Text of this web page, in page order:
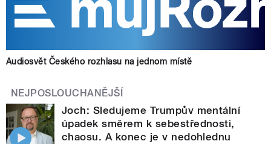
Audiosvět Českého rozhlasu na jednom místě
NEJPOSLOUCHANĚJŠÍ
Joch: Sledujeme Trumpův mentální
úpadek směrem k sebestřednosti,
chaosu. A konec je v nedohlednu